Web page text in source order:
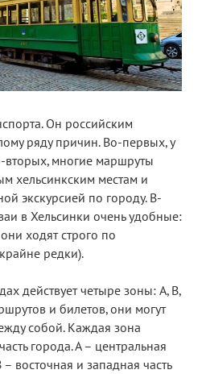
Он российским
ряду причин. Во-первых, у
вторых, многие маршруты
хельсинкским местам и
экскурсией по городу. В-
в Хельсинки очень удобные:
ходят строго по
редки).
действует четыре зоны: A, B,
и билетов, они могут
собой. Каждая зона
города. А – центральная
восточная и западная часть